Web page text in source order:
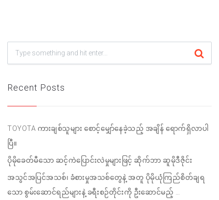
Recent Posts
TOYOTA ကားချစ်သူများ စောင့်မျှော်နေခဲ့သည့် အချိန် ရောက်ရှိလာပါ
ပြီ။
ပိုမိုခေတ်မီသော ဆင့်ကဲပြောင်းလဲမှုများဖြင့် ဆိုက်ဘာ ဆူမိုဒီဇိုင်း
အသွင်အပြင်အသစ်၊ ခံစားမှုအသစ်တွေနဲ့ အတူ ပိုမိုယုံကြည်စိတ်ချရ
သော စွမ်းဆောင်ရည်များနဲ့ ခရီးစဉ်တိုင်းကို ဦးဆောင်မည့် …